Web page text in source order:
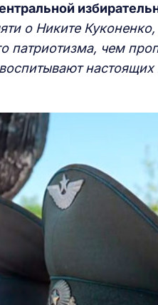
ио Никите
патриотизма, чем
настоящих